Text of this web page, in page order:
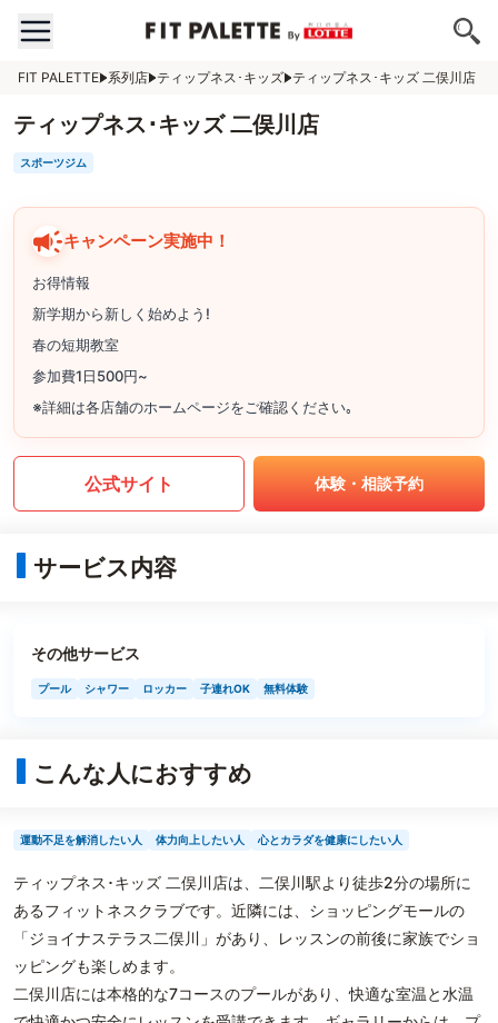
FIT PALETTE 系列店 ティップネス･キッズ ティップネス･キッズ 二俣川店
ティップネス･キッズ 二俣川店
スポーツジム
キャンペーン実施中！
お得情報
新学期から新しく始めよう!
春の短期教室
参加費1日500円~
※詳細は各店舗のホームページをご確認ください｡
公式サイト 体験・相談予約
サービス内容
その他サービス
プール シャワー ロッカー 子連れOK 無料体験
こんな人におすすめ
運動不足を解消したい人 体力向上したい人 心とカラダを健康にしたい人
ティップネス･キッズ 二俣川店は、二俣川駅より徒歩2分の場所に
あるフィットネスクラブです。近隣には、ショッピングモールの
「ジョイナステラス二俣川」があり、レッスンの前後に家族でショ
ッピングも楽しめます。
二俣川店には本格的な7コースのプールがあり、快適な室温と水温